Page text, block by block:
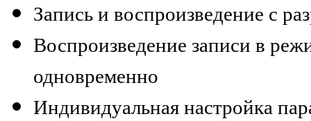
Запись и воспроизведение с
Воспроизведение записи в
одновременно
Индивидуальная настройка